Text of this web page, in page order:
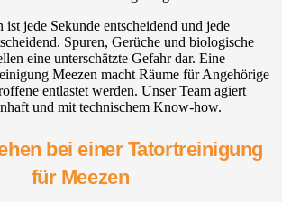
jede Sekunde entscheidend und jede
Spuren, Gerüche und biologische
eine unterschätzte Gefahr dar. Eine
Meezen macht Räume für Angehörige
entlastet werden. Unser Team agiert
und mit technischem Know-how.
bei einer Tatortreinigung
für Meezen